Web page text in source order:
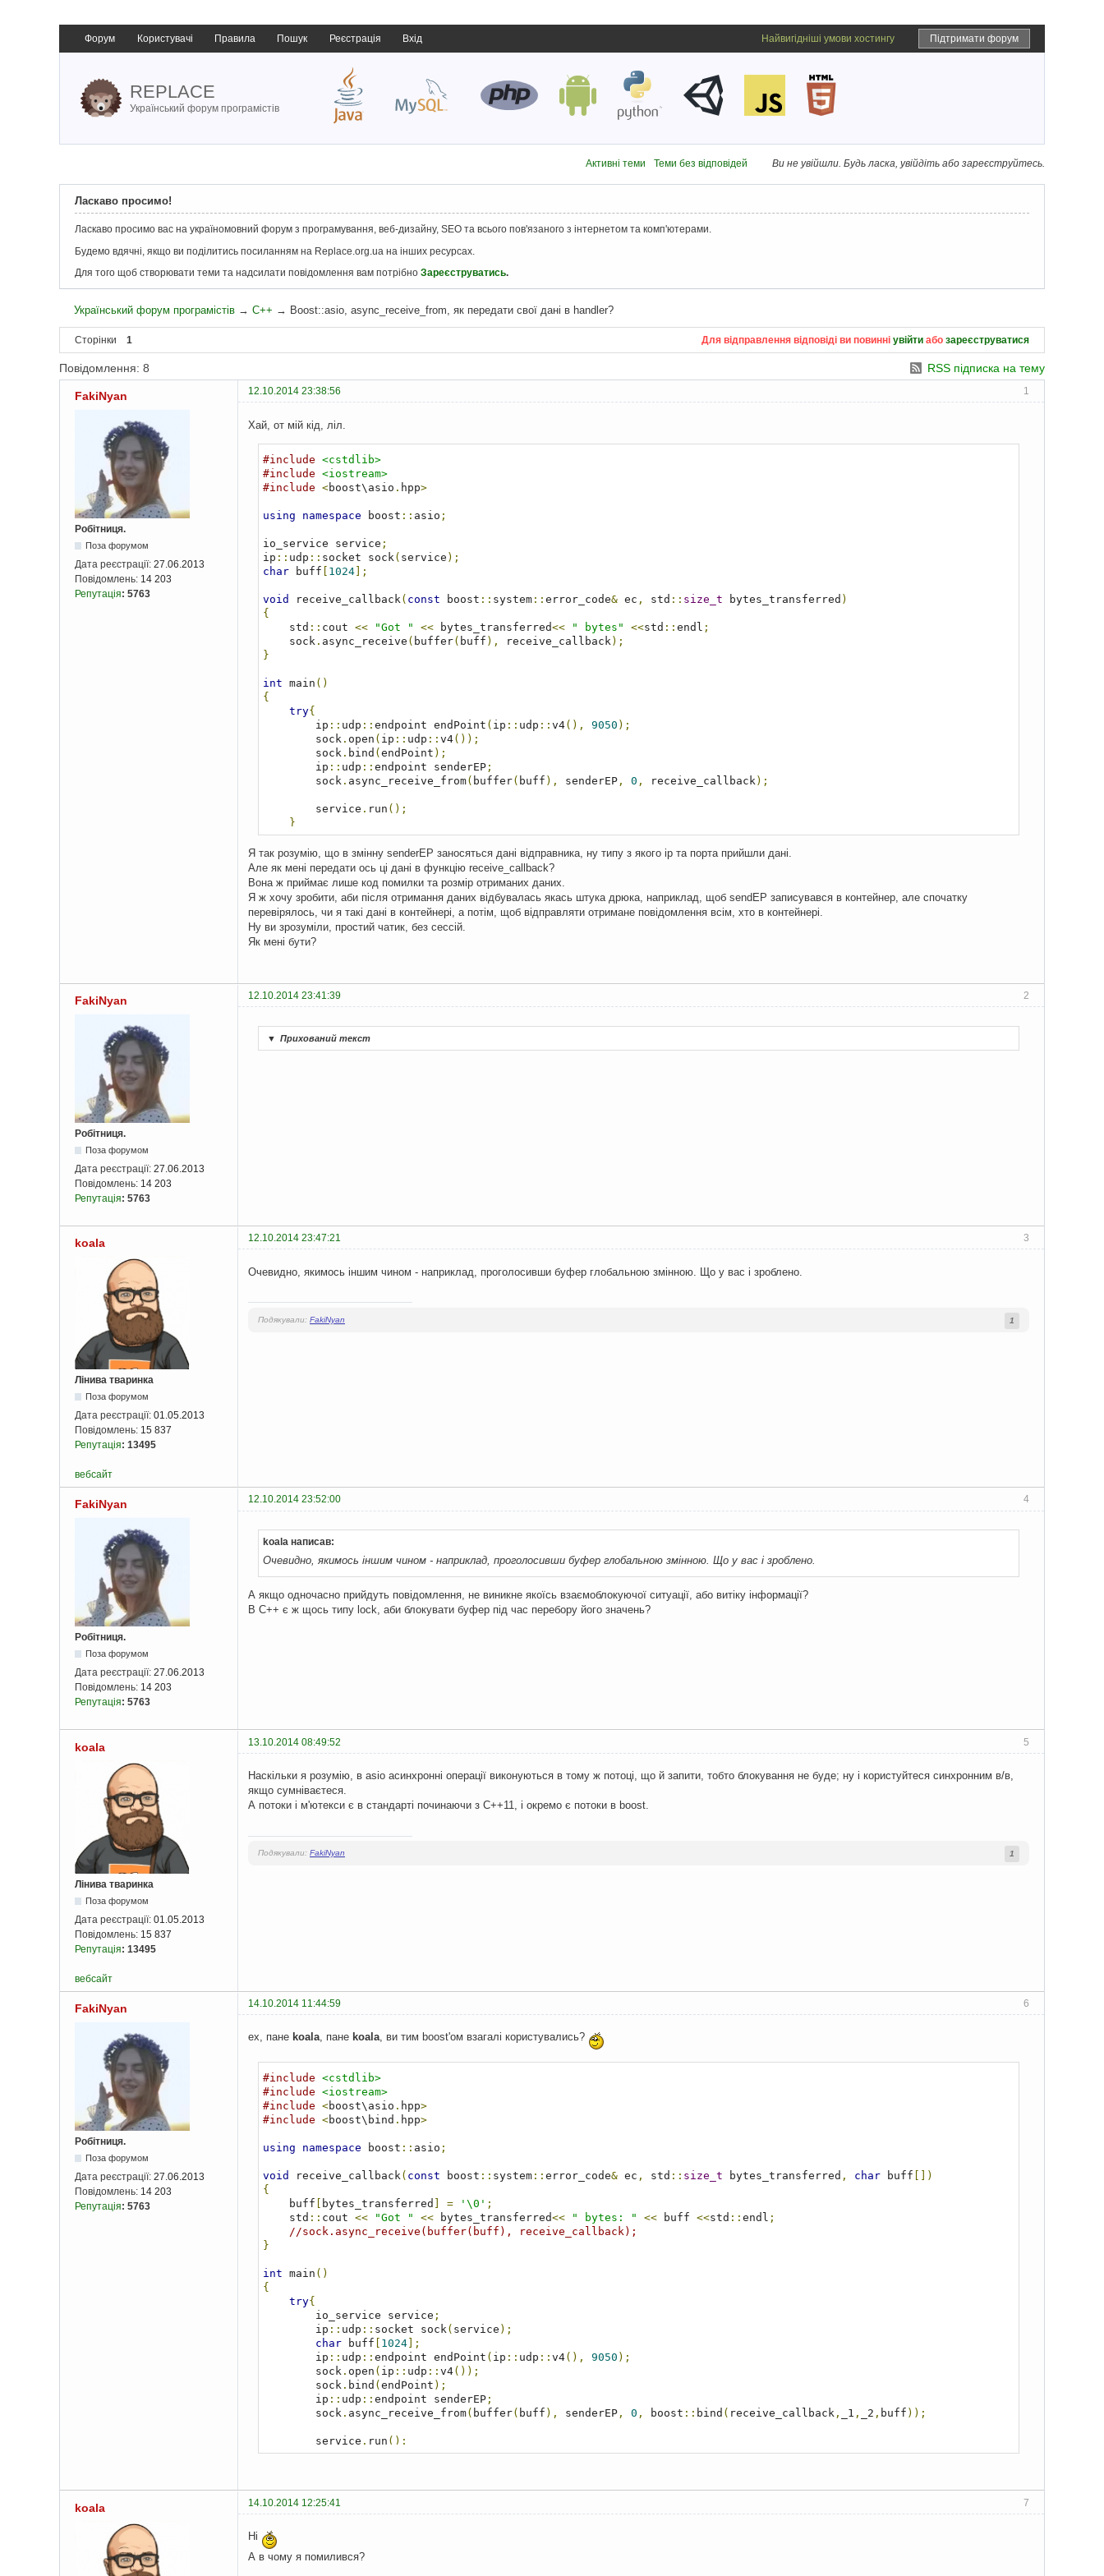
Форум Користувачі Правила Пошук Реєстрація Вхід Підтримати форум
Найвигідніші умови хостингу
REPLACE
Український форум програмістів
Ви не увійшли. Будь ласка, увійдіть або зареєструйтесь.
Активні теми Теми без відповідей
Ласкаво просимо!
Ласкаво просимо вас на україномовний форум з програмування, веб-дизайну, SEO та всього пов'язаного з інтернетом та комп'ютерами.
Будемо вдячні, якщо ви поділитись посиланням на Replace.org.ua на інших ресурсах.
Для того щоб створювати теми та надсилати повідомлення вам потрібно Зареєструватись.
Український форум програмістів →C++ → Boost::asio, async_receive_from, як передати свої дані в handler?
Сторінки 1 Для відправлення відповіді ви повинні увійти або зареєструватися
RSS підписка на тему
Повідомлення: 8
1
FakiNyan 12.10.2014 23:38:56
Робітниця.
Поза форумом
Дата реєстрації: 27.06.2013
Повідомлень: 14 203
Репутація: 5763
Хай, от мій кід, ліл.
#include <cstdlib>
#include <iostream>
#include <boost\asio . hpp>
using namespace boost :: asio ;
io_service service ;
ip :: udp :: socket sock( service );
char buff 1024];
void receive_callback( const boost :: system:: error_code& ec , std :: size_t bytes_transferred )
{
    std
:: cout << "Got " << bytes_transferred<< " bytes" <<std :: endl ;
    sock
. async_receive ( buffer( buff ), receive_callback);
}
int main ()
{
try{
        ip
:: udp :: endpoint endPoint ( ip :: udp :: v4(), 9050 );
        sock
. open ( ip :: udp :: v4());
        sock
. bind ( endPoint );
        ip
:: udp :: endpoint senderEP;
        sock
. async_receive_from( buffer( buff ), senderEP, 0 , receive_callback);
        service
. run ();
}
catch (std::exception ex)
{
        std
::cout <<"Error: " << ex.what() <<
}
    system
"pause>>void"
);
return
}
Я так розумію, що в змінну senderEP заносяться дані відправника, ну типу з якого ip та порта прийшли дані.
Але як мені передати ось ці дані в функцію receive_callback?
Вона ж приймає лише код помилки та розмір отриманих даних.
Я ж хочу зробити, аби після отримання даних відбувалась якась штука дрюка, наприклад, щоб sendEP записувався в контейнер, але спочатку
перевірялось, чи я такі дані в контейнері, а потім, щоб відправляти отримане повідомлення всім, хто в контейнері.
Ну ви зрозуміли, простий чатик, без сессій.
Як мені бути?
2
FakiNyan 12.10.2014 23:41:39
Робітниця.
Поза форумом
Дата реєстрації: 27.06.2013
Повідомлень: 14 203
Репутація: 5763
▼ Прихований текст
3
koala 12.10.2014 23:47:21
Лінива тваринка
Поза форумом
Дата реєстрації: 01.05.2013
Повідомлень: 15 837
Репутація: 13495
Очевидно, якимось іншим чином - наприклад, проголосивши буфер глобальною змінною. Що у вас і зроблено.
Подякували: FakiNyan 1
вебсайт
4
FakiNyan 12.10.2014 23:52:00
Робітниця.
Поза форумом
Дата реєстрації: 27.06.2013
Повідомлень: 14 203
Репутація: 5763
koala написав:
Очевидно, якимось іншим чином - наприклад, проголосивши буфер глобальною змінною. Що у вас і зроблено.
А якщо одночасно прийдуть повідомлення, не виникне якоїсь взаємоблокуючої ситуації, або витіку інформації?
В С++ є ж щось типу lock, аби блокувати буфер під час перебору його значень?
5
koala 13.10.2014 08:49:52
Лінива тваринка
Поза форумом
Дата реєстрації: 01.05.2013
Повідомлень: 15 837
Репутація: 13495
Наскільки я розумію, в asio асинхронні операції виконуються в тому ж потоці, що й запити, тобто блокування не буде; ну і користуйтеся синхронним в/в,
якщо сумніваєтеся.
А потоки і м'ютекси є в стандарті починаючи з C++11, і окремо є потоки в boost.
Подякували: FakiNyan 1
вебсайт
6
FakiNyan 14.10.2014 11:44:59
Робітниця.
Поза форумом
Дата реєстрації: 27.06.2013
Повідомлень: 14 203
Репутація: 5763
ех, пане koala, пане koala, ви тим boost'ом взагалі користувались?
#include <cstdlib>
#include <iostream>
#include <boost\asio . hpp>
#include <boost\bind . hpp>
using namespace boost :: asio ;
void receive_callback ( const boost :: system:: error_code& ec , std :: size_t bytes_transferred , char buff [])
{
    buff
[ bytes_transferred ] = '\0' ;
    std
:: cout << "Got " << bytes_transferred<< " bytes: " << buff <<std :: endl ;
//sock.async_receive(buffer(buff), receive_callback);
}
int main ()
{
try{
        io_service service
;
        ip
:: udp :: socket sock ( service );
char buff [ 1024];
        ip
:: udp :: endpoint endPoint ( ip :: udp :: v4(), 9050 );
        sock
. open ( ip :: udp :: v4());
        sock
. bind (endPoint );
        ip
:: udp :: endpoint senderEP;
        sock
. async_receive_from( buffer( buff ), senderEP, 0 , boost :: bind ( receive_callback , _1 , _2 , buff ));
        service
. run ();
}
        std
::
}
return 0;
7
koala 14.10.2014 12:25:41
Ні
А в чому я помилився?